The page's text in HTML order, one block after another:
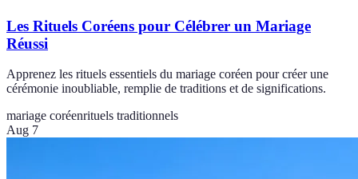
Les Rituels Coréens pour Célébrer un Mariage
Réussi
Apprenez les rituels essentiels du mariage coréen pour créer une
cérémonie inoubliable, remplie de traditions et de significations.
mariage coréenrituels traditionnels
Aug 7